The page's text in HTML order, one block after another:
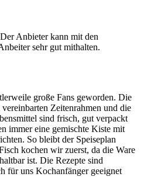
Anbieter kann mit den
sehr gut mithalten.
große Fans geworden. Die
Zeitenrahmen und die
sind frisch, gut verpackt
immer eine gemischte Kiste mit
So bleibt der Speiseplan
kochen wir zuerst, da die Ware
ist. Die Rezepte sind
für uns Kochanfänger geeignet